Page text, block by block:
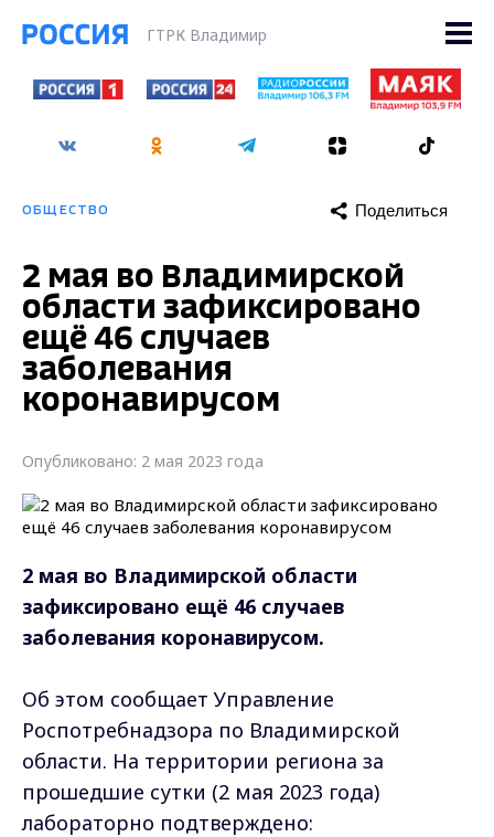
ГТРК Владимир
ОБЩЕСТВО Поделиться
2 мая во Владимирской
области зафиксировано
ещё 46 случаев
заболевания
коронавирусом
Опубликовано: 2 мая 2023 года
2 мая во Владимирской области
зафиксировано ещё 46 случаев
заболевания коронавирусом.
Об этом сообщает Управление
Роспотребнадзора по Владимирской
области. На территории региона за
прошедшие сутки (2 мая 2023 года)
лабораторно подтверждено: